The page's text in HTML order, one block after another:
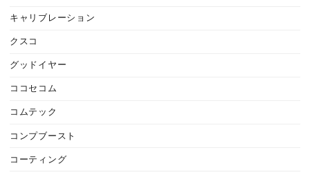
キャリブレーション
クスコ
グッドイヤー
ココセコム
コムテック
コンプブースト
コーティング